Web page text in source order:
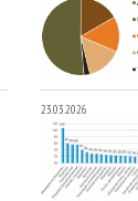
23.03.2026